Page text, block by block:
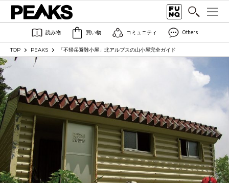
読み物 買い物 コミュニティ Others
TOP PEAKS 「不帰岳避難小屋」北アルプスの山小屋完全ガイド